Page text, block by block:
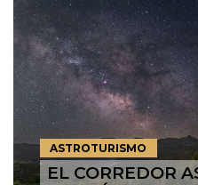
ASTROTURISMO
EL CORREDOR